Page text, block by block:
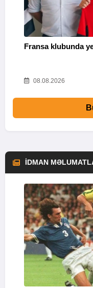
Fransa klubunda
08.08.2026
İDMAN